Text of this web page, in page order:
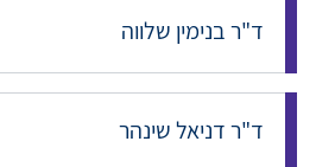
ד"ר בנימין שלווה
ד"ר דניאל שינהר